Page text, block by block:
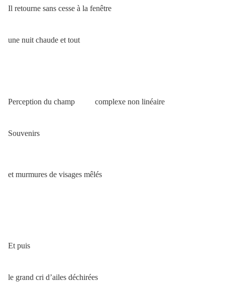
Il retourne sans cesse à la fenêtre
une nuit chaude et tout
Perception du champ complexe non linéaire
Souvenirs
et murmures de visages mêlés
Et puis
le grand cri d’ailes déchirées